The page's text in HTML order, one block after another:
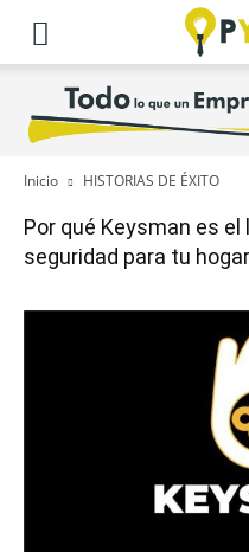
Inicio HISTORIAS DE ÉXITO
Por qué Keysman es
seguridad para tu